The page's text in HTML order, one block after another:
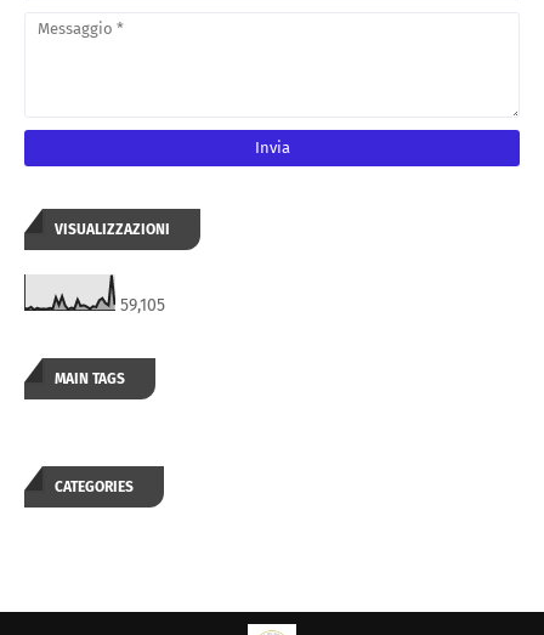
VISUALIZZAZIONI
59,105
MAIN TAGS
CATEGORIES